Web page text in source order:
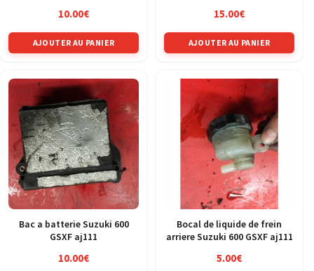
10.00€
AJOUTER AU PANIER
15.00€
AJOUTER AU PANIER
Bac a batterie Suzuki 600
GSXF aj111
10.00€
Bocal de liquide de frein
arriere Suzuki 600 GSXF aj111
5.00€